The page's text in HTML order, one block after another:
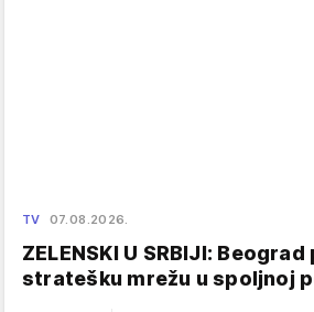
TV 07.08.2026.
ZELENSKI U SRBIJI:
stratešku mrežu u spoljnoj